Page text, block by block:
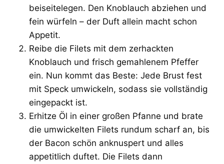
beiseitelegen. Den Knoblauch abziehen und
fein würfeln – der Duft allein macht schon
Appetit.
Reibe die Filets mit dem zerhackten
Knoblauch und frisch gemahlenem Pfeffer
ein. Nun kommt das Beste: Jede Brust fest
mit Speck umwickeln, sodass sie vollständig
eingepackt ist.
Erhitze Öl in einer großen Pfanne und brate
die umwickelten Filets rundum scharf an, bis
der Bacon schön anknuspert und alles
appetitlich duftet. Die Filets dann